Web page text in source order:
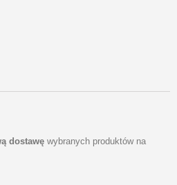
dostawę wybranych produktów na